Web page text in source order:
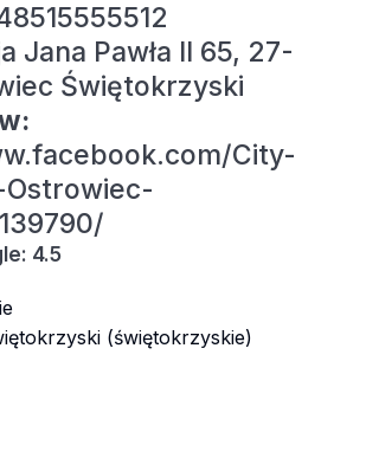
Jana Pawła II 65, 27-
Świętokrzyski
City-
Ostrowiec-
4.5
(świętokrzyskie)